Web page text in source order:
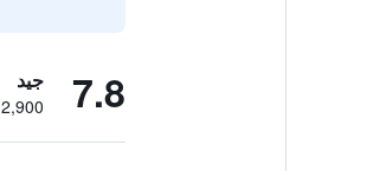
7.8 جيد
2,900 من التقييمات تم التحقق منها